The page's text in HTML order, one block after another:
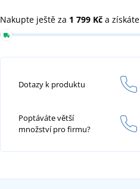
Nakupte ještě za 1 799 Kč a získáte
Dotazy k produktu
Poptáváte větší
množství pro firmu?